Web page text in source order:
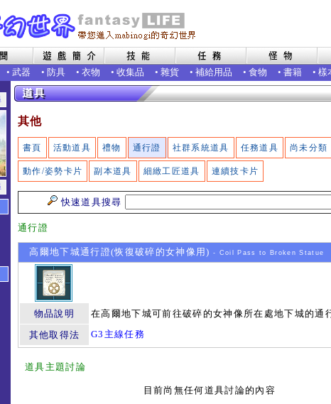
• 武器 • 防具 • 衣物 • 收集品 • 雜貨 • 補給用品 • 食物 • 書籍 • 樣
其他
書頁 活動道具 禮物 通行證 社群系統道具 任務道具 尚未分類
動作/姿勢卡片 副本道具 細緻工匠道具 連續技卡片
快速道具搜尋
通行證
高爾地下城通行證(恢復破碎的女神像用) - Coil Pass to Broken Statue
物品說明
在高爾地下城可前往破碎的女神像所在處地下城的通
其他取得法
G3主線任務
道具主題討論
目前尚無任何道具討論的內容